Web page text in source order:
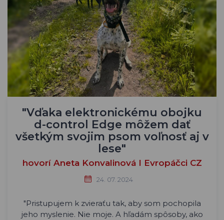
"Vďaka elektronickému obojku
d-control Edge môžem dať
všetkým svojim psom voľnosť aj v
lese"
hovorí Aneta Konvalinová I Evropáčci CZ
24. 07. 2024
"Pristupujem k zvieraťu tak, aby som pochopila
jeho myslenie. Nie moje. A hľadám spôsoby, ako